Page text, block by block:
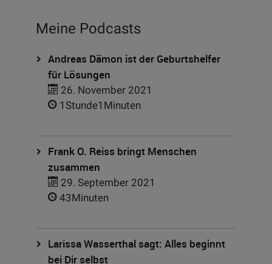
Meine Podcasts
Andreas Dämon ist der Geburtshelfer
für Lösungen
26. November 2021
1Stunde1Minuten
Frank O. Reiss bringt Menschen
zusammen
29. September 2021
43Minuten
Larissa Wasserthal sagt: Alles beginnt
bei Dir selbst